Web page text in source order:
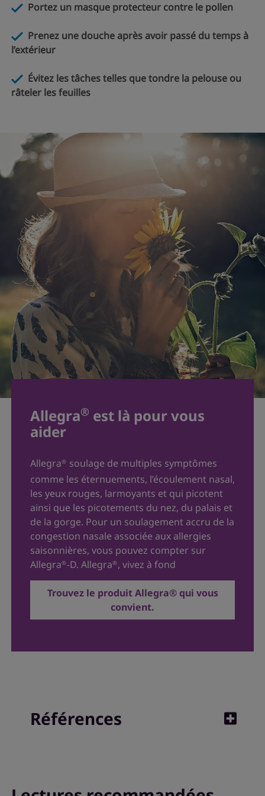
Portez un masque protecteur contre le pollen
Prenez une douche après avoir passé du temps à
l’extérieur
Évitez les tâches telles que tondre la pelouse ou
râteler les feuilles
Allegra® est là pour vous
aider
Allegra® soulage de multiples symptômes
comme les éternuements, l’écoulement nasal,
les yeux rouges, larmoyants et qui picotent
ainsi que les picotements du nez, du palais et
de la gorge. Pour un soulagement accru de la
congestion nasale associée aux allergies
saisonnières, vous pouvez compter sur
Allegra®-D. Allegra®, vivez à fond
Trouvez le produit Allegra® qui vous
convient.
Références
, Asthma and